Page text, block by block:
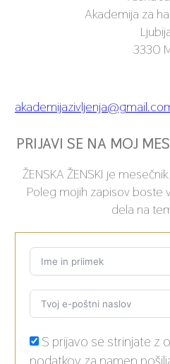
Akademija za
3330
PRIJAVI SE NA MOJ
ŽENSKA ŽENSKI je
Poleg mojih zapisov boste
dela na
S prijavo se strinjate z
podatkov za namen